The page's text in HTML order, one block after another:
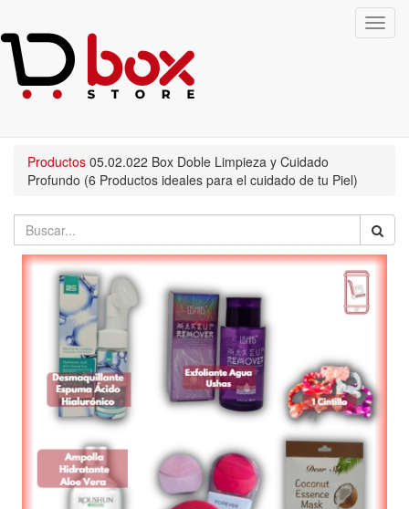
Productos 05.02.022 Box Doble Limpieza y Cuidado
Profundo (6 Productos ideales para el cuidado de tu Piel)